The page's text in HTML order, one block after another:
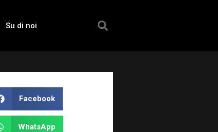
Su di noi
Facebook
WhatsApp